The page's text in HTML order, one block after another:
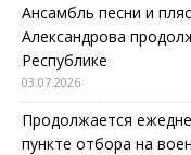
Ансамбль песни и
Александрова
Республике
03.07.2026
Продолжается
пункте отбора на